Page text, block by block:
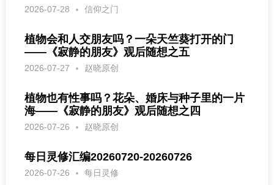
2026-07-28 信仰之门
植物会和人交朋友吗？一朵天竺葵打开的门
——《寂静的朋友》观后随想之五
2026-07-27 赵晓原创
植物也有性事吗？花朵、婚床与种子里的一片
海——《寂静的朋友》观后随想之四
2026-07-26 赵晓原创
每日灵修汇编20260720-20260726
2026-07-26 每日灵修